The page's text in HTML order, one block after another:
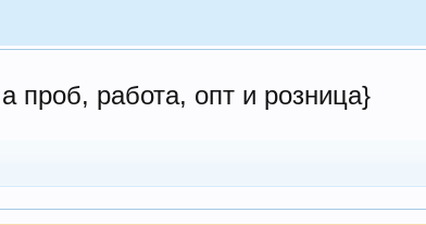
проб, работа, опт и розница}